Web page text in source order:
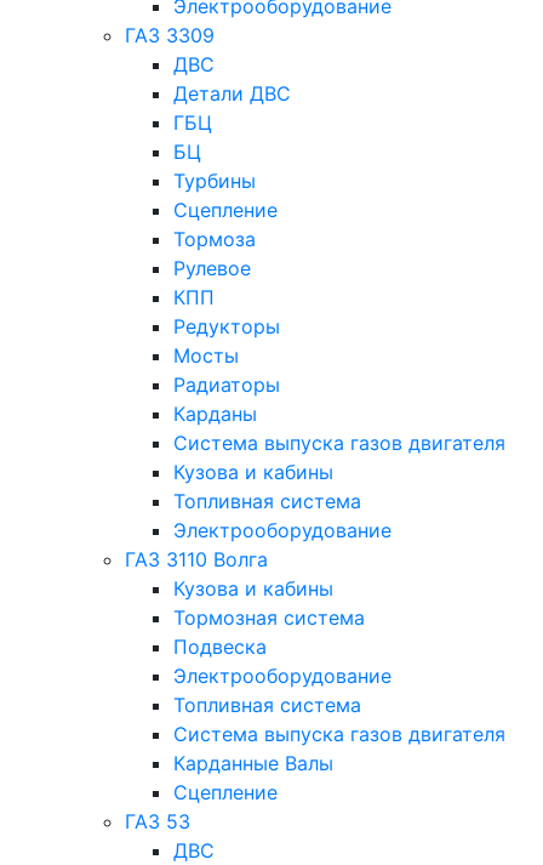
Электрооборудование
ГАЗ 3309
ДВС
Детали ДВС
ГБЦ
БЦ
Турбины
Сцепление
Тормоза
Рулевое
КПП
Редукторы
Мосты
Радиаторы
Карданы
Система выпуска газов двигателя
Кузова и кабины
Топливная система
Электрооборудование
ГАЗ 3110 Волга
Кузова и кабины
Тормозная система
Подвеска
Электрооборудование
Топливная система
Система выпуска газов двигателя
Карданные Валы
Сцепление
ГАЗ 53
ДВС